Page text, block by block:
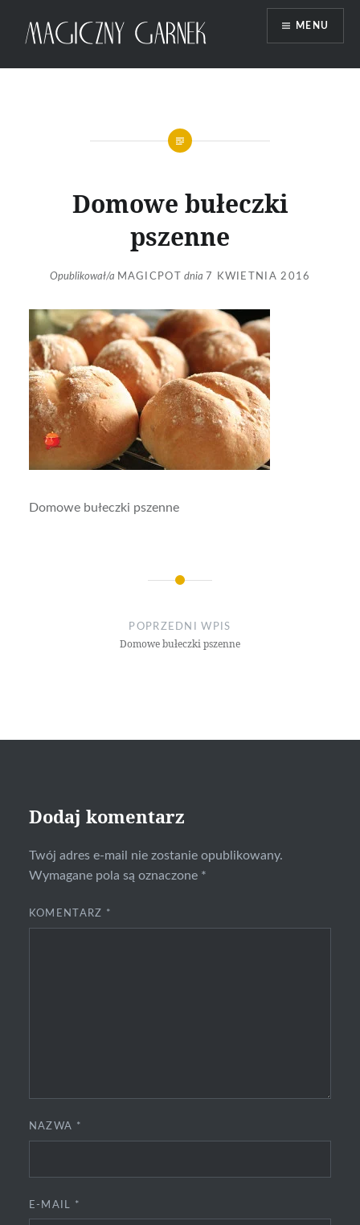
Magiczny Garnek
MENU
Domowe bułeczki
pszenne
Opublikował/a MAGICPOT dnia 7 KWIETNIA 2016
Domowe bułeczki pszenne
POPRZEDNI WPIS
Domowe bułeczki pszenne
Dodaj komentarz
Twój adres e-mail nie zostanie opublikowany.
Wymagane pola są oznaczone *
KOMENTARZ *
NAZWA *
E-MAIL *